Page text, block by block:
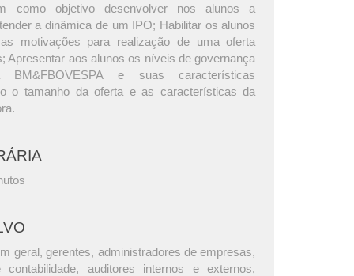
como objetivo desenvolver nos alunos a
a dinâmica de um IPO; Habilitar os alunos
motivações para realização de uma oferta
Apresentar aos alunos os níveis de governança
BM&FBOVESPA e suas características
o tamanho da oferta e as características da
geral, gerentes, administradores de empresas,
contabilidade, auditores internos e externos,